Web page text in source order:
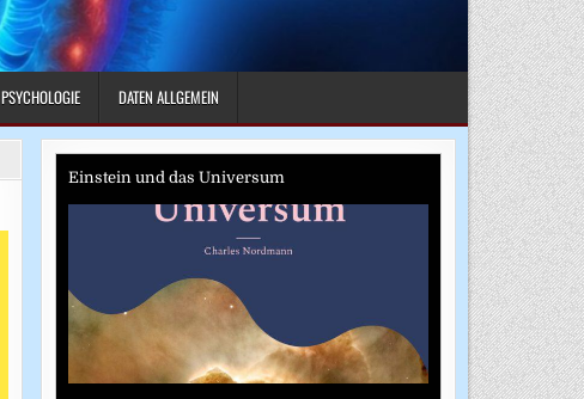
PSYCHOLOGIE DATEN ALLGEMEIN
Einstein und das Universum